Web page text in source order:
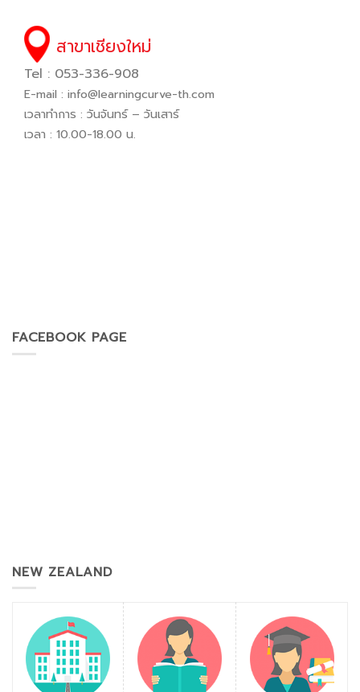
สาขาเชียงใหม่
Tel : 053-336-908
E-mail : info@learningcurve-th.com
เวลาทำการ : วันจันทร์ – วันเสาร์
เวลา : 10.00-18.00 น.
FACEBOOK PAGE
NEW ZEALAND